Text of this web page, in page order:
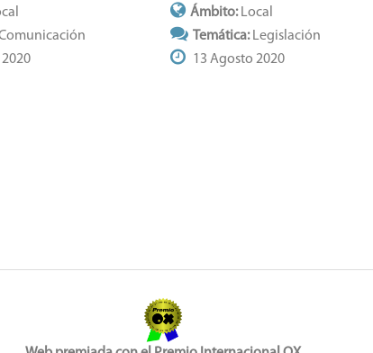
Ámbito:Local
Temática:Legislación
13 Agosto 2020